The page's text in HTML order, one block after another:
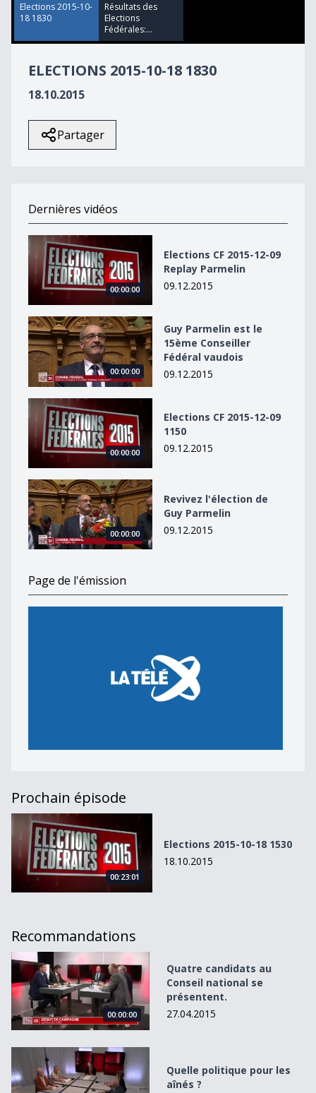
29
seconds
Elections 2015-10-
18 1830
Résultats des
Elections
Fédérales:...
ELECTIONS 2015-10-18 1830
18.10.2015
Partager
Dernières vidéos
Elections CF 2015-12-09 Replay Parmelin
00:00:00
Elections CF 2015-12-09
Replay Parmelin
09.12.2015
Guy Parmelin est le 15ème Conseiller Fédéral vaudois
00:00:00
Guy Parmelin est le
15ème Conseiller
Fédéral vaudois
09.12.2015
Elections CF 2015-12-09 1150
00:00:00
Elections CF 2015-12-09
1150
09.12.2015
Revivez l&#039;élection de Guy Parmelin
00:00:00
Revivez l'élection de
Guy Parmelin
09.12.2015
Page de l'émission
Prochain épisode
Elections 2015-10-18 1530
00:23:01
Elections 2015-10-18 1530
18.10.2015
Recommandations
Quatre candidats au Conseil national se présentent.
00:00:00
Quatre candidats au
Conseil national se
présentent.
27.04.2015
Quelle politique pour les aînés ?
Quelle politique pour les
aînés ?